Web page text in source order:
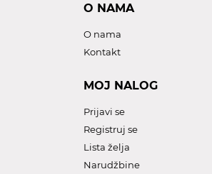
O NAMA
O nama
Kontakt
MOJ NALOG
Prijavi se
Registruj se
Lista želja
Narudžbine